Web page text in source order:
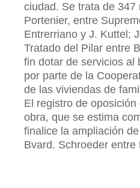
ciudad. Se trata de
Portenier, entre
Entrerriano y J. Kuttel;
Tratado del Pilar entre
fin dotar de servicios al
por parte de la
de las viviendas de
El registro de
obra, que se estima
finalice la ampliación
Bvard. Schroeder entre